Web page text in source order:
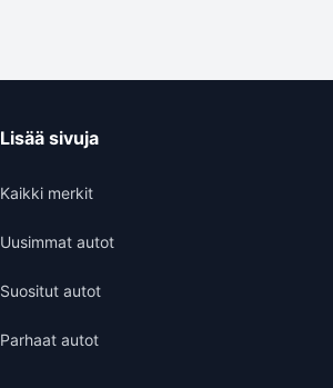
Lisää sivuja
Kaikki merkit
Uusimmat autot
Suositut autot
Parhaat autot